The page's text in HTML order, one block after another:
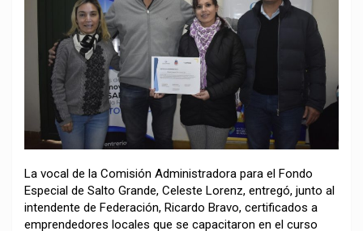
La vocal de la Comisión Administradora para el Fondo
Especial de Salto Grande, Celeste Lorenz, entregó, junto al
intendente de Federación, Ricardo Bravo, certificados a
emprendedores locales que se capacitaron en el curso